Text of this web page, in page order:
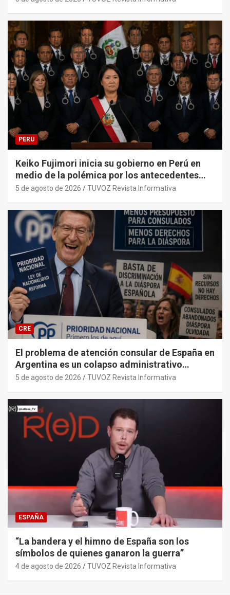
PERU
Keiko Fujimori inicia su gobierno en Perú en
medio de la polémica por los antecedentes
penales de su primer gabinete ministerial.
5 de agosto de 2026 TUVOZ Revista Informativa
CRE
El problema de atención consular de España en
Argentina es un colapso administrativo
histórico y sistémico provocado por el PP y
5 de agosto de 2026 TUVOZ Revista Informativa
ESPAÑA
“La bandera y el himno de España son los
símbolos de quienes ganaron la guerra”
4 de agosto de 2026 TUVOZ Revista Informativa